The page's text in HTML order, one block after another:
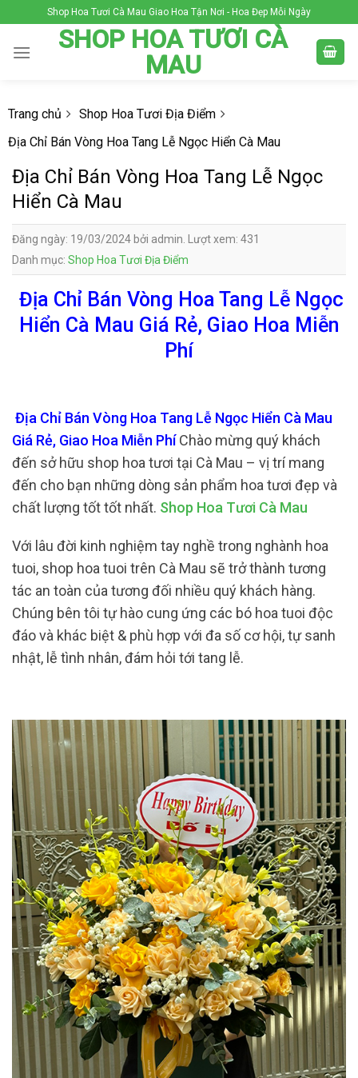
to
content
Shop Hoa Tươi Cà Mau Giao Hoa Tận Nơi - Hoa Đẹp Mỗi Ngày
SHOP HOA TƯƠI CÀ
MAU
Trang chủ
Shop Hoa Tươi Địa Điểm
Địa Chỉ Bán Vòng Hoa Tang Lễ Ngọc Hiển Cà Mau
Địa Chỉ Bán Vòng Hoa Tang Lễ Ngọc
Hiển Cà Mau
Đăng ngày: 19/03/2024 bởi admin. Lượt xem: 431
Danh mục: Shop Hoa Tươi Địa Điểm
Địa Chỉ Bán Vòng Hoa Tang Lễ Ngọc
Hiển Cà Mau Giá Rẻ, Giao Hoa Miễn
Phí
Địa Chỉ Bán Vòng Hoa Tang Lễ Ngọc Hiển Cà Mau
Giá Rẻ, Giao Hoa Miễn PhíChào mừng quý khách
đến sở hữu shop hoa tươi tại Cà Mau – vị trí mang
đến cho bạn những dòng sản phẩm hoa tươi đẹp và
chất lượng tốt tốt nhất. Shop Hoa Tươi Cà Mau
Với lâu đời kinh nghiệm tay nghề trong nghành hoa
tuoi, shop hoa tuoi trên Cà Mau sẽ trở thành tương
tác an toàn của tương đối nhiều quý khách hàng.
Chúng bên tôi tự hào cung ứng các bó hoa tuoi độc
đáo và khác biệt & phù hợp với đa số cơ hội, tự sanh
nhật, lễ tình nhân, đám hỏi tới tang lễ.